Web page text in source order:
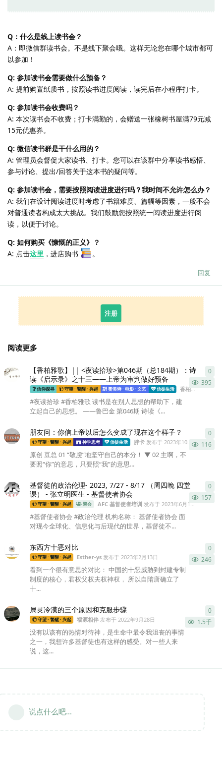
Q：什么是线上读书会？
A：即微信群读书会。不是线下聚会哦。这样无论您在哪个城市都可
以参加！
Q: 参加读书会需要做什么预备？
A: 提前购置纸质书，按照读书进度阅读，读完后在小程序打卡。
Q: 参加读书会收费吗？
A: 本次读书会不收费；打卡满勤的，会赠送一张橡树书屋满79元减
15元优惠券。
Q: 微信读书群是干什么用的？
A: 管理员会督促大家读书、打卡。您可以在该群中分享读书感悟、
参与讨论、提出/回答关于这本书的疑问等。
Q: 参加读书会，需要按照阅读进度进行吗？我时间不允许怎么办？
A: 我们在设计阅读进度时考虑了书籍难度、篇幅等因素，一般不会
对普通读者构成太大挑战。我们鼓励您按照统一阅读进度进行阅
读，以便于讨论。
Q: 如何购买《慷慨的正义》？
A: 点击这里 ，进店购书 。
回复
注册
阅读更多
【香柏雅歌】|| <夜读拾珍>第046期（总184期）：诗
读《启示录》之十三——上帝为审判做好预备
信仰探寻 守望 · 警醒 · 兴起 赞美诗 · 电影 · 文艺 信徒生活 香柏雅歌
395
#夜读拾珍 #香柏雅歌 读书是在别人思想的帮助下，建
立起自己的思想。 ——鲁巴金 第046期 诗读《...
0
朋友问：你信上帝以后怎么变成了现在这个样子？
守望 · 警醒 · 兴起 神学思考 信徒生活 胖卡 发布于2023年10月17日 116
原创 豆总 01 “敬虔”地坚守自己的本分！ ▼ 02 主啊，不
要照“你”的意思，只要照“我”的意思...
0
基督徒的政治伦理- 2023, 7/27 - 8/17 （周四晚 四堂
课） - 张立明医生 - 基督使者协会
守望 · 警醒 · 兴起 聚会 AFC 基督使者培训 发布于 2023年6月13日
157
#基督使者协会 #政治伦理 机构名称： 基督使者协会 面
对现今全球化、信息化与后现代的世界，基督徒不...
0
东西方十恶对比
守望 · 警醒 · 兴起 Esther-ys 发布于2023年2月13日 246
看到一个很有意思的对比： 中国的十恶威胁到封建专制
制度的核心，君权父权夫权神权， 所以自隋唐确立了
十...
0
属灵冷漠的三个原因和克服步骤
守望 · 警醒 · 兴起 福源相伴 发布于2022年9月28日 1.5千
没有以该有的热情对待神，是生命中最令我沮丧的事情
之一，我想许多基督徒也有这样的感受。对一些人来
说，这...
0
说点什么吧...